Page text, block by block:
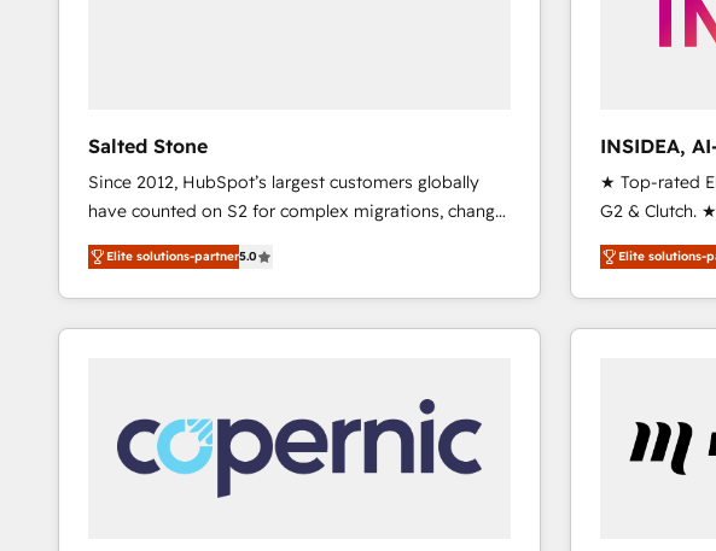
Salted Stone
Since 2012, HubSpot’s largest customers globally
have counted on S2 for complex migrations, change
management, systems integration, and creative
solutions that deliver measurable impact and
transform brand experiences As one of the few full-
service creative agencies in the HubSpot
regionalized HubSpot websites, integrated
marketing campaigns, & RevOps frameworks that
fuel long-term success We connect the entire
customer lifecycle through seamless integrations,
Elite solutions-partner5.0
INSIDEA,
RevOps
★ Top-rated
G2 & Clutch.
Trainers
across five
Onboarding
2024/25 INSIDEA helps growing companies turn
your time zone. What we do ➤ Onboarding:
weeks, with
Elite solutions-